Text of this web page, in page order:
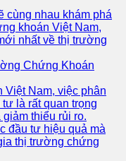
cùng nhau khám phá
khoán Việt Nam,
nhất về thị trường
Chứng Khoán
Nam, việc phân
là rất quan trọng
thiểu rủi ro.
đầu tư hiệu quả mà
thị trường chứng